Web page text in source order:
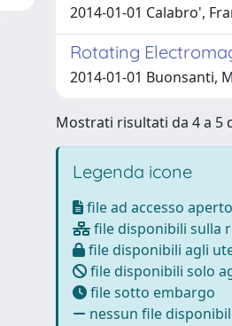
2014-01-01 Calabro',
Rotating
2014-01-01 Buonsanti,
Mostrati risultati da 4 a 5
Legenda icone
file ad accesso aperto
file disponibili sulla
file disponibili agli
file disponibili solo
file sotto embargo
nessun file